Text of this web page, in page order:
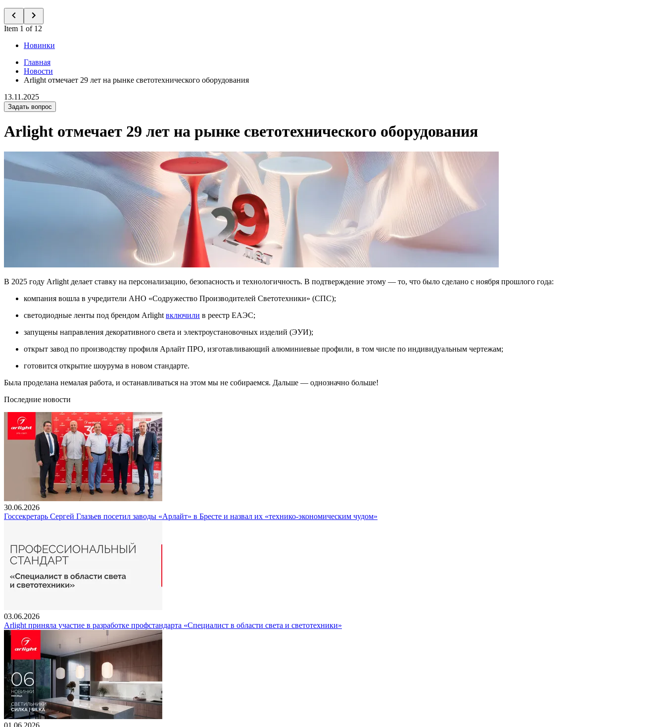
Item 1 of 12
Новинки
Главная
Новости
Arlight отмечает 29 лет на рынке светотехнического оборудования
13.11.2025
Задать вопрос
Arlight отмечает 29 лет на рынке светотехнического оборудования
В 2025 году Arlight делает ставку на персонализацию, безопасность и технологичность. В подтверждение этому — то, что было сделано с ноября прошлого года:
компания вошла в учредители АНО «Содружество Производителей Светотехники» (СПС);
светодиодные ленты под брендом Arlight включили в реестр ЕАЭС;
запущены направления декоративного света и электроустановочных изделий (ЭУИ);
открыт завод по производству профиля Арлайт ПРО, изготавливающий алюминиевые профили, в том числе по индивидуальным чертежам;
готовится открытие шоурума в новом стандарте.
Была проделана немалая работа, и останавливаться на этом мы не собираемся. Дальше — однозначно больше!
Последние новости
30.06.2026
Госсекретарь Сергей Глазьев посетил заводы «Арлайт» в Бресте и назвал их «технико-экономическим чудом»
03.06.2026
Arlight приняла участие в разработке профстандарта «Специалист в области света и светотехники»
01.06.2026